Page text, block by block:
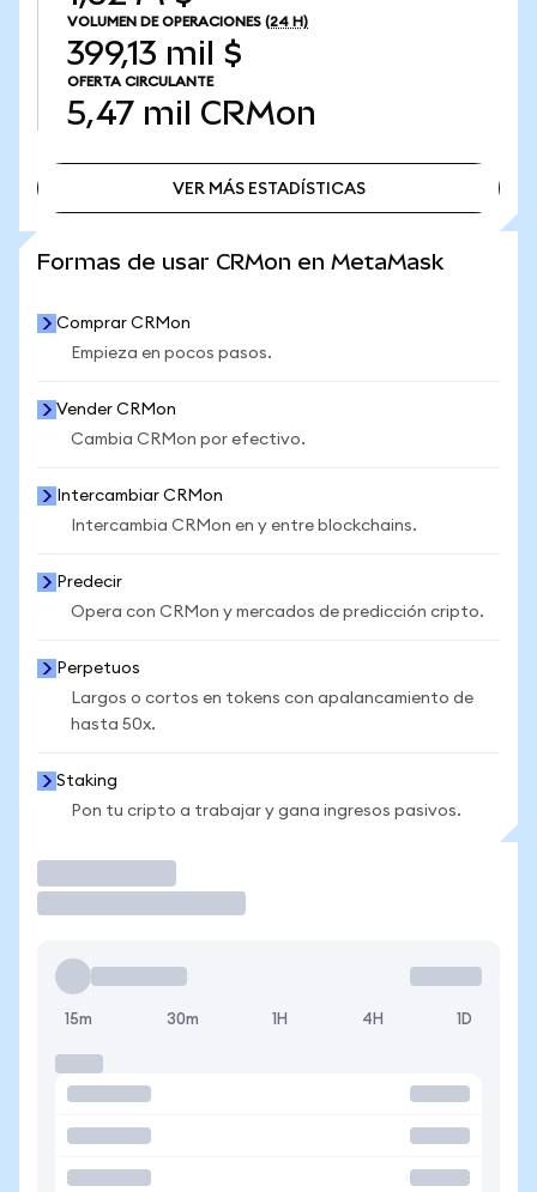
VOLUMEN DE OPERACIONES (24 H)
399,13 mil $
OFERTA CIRCULANTE
5,47 mil CRMon
VER MÁS ESTADÍSTICAS
Formas de usar CRMon en MetaMask
Comprar CRMon
Empieza en pocos pasos.
Vender CRMon
Cambia CRMon por efectivo.
Intercambiar CRMon
Intercambia CRMon en y entre blockchains.
Predecir
Opera con CRMon y mercados de predicción cripto.
Perpetuos
Largos o cortos en tokens con apalancamiento de
hasta 50x.
Staking
Pon tu cripto a trabajar y gana ingresos pasivos.
15m 30m 1H 4H 1D